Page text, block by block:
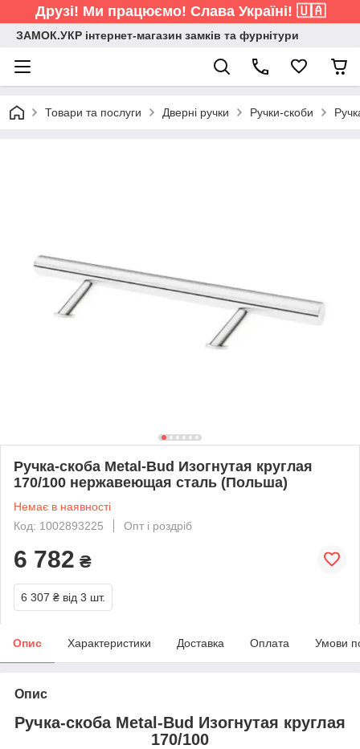
Друзі! Ми працюємо! Слава Україні! 🇺🇦
ЗАМОК.УКР інтернет-магазин замків та фурнітури
Товари та послуги Дверні ручки Ручки-скоби
Ручка-скоба Metal-Bud Изогнутая круглая
170/100 нержавеющая сталь (Польша)
Немає в наявності
Код: 1002893225
Опт і роздріб
6 782 ₴
6 307 ₴ від 3 шт.
Опис Характеристики Доставка Оплата Умови
Опис
Ручка-скоба Metal-Bud Изогнутая круглая
170/100